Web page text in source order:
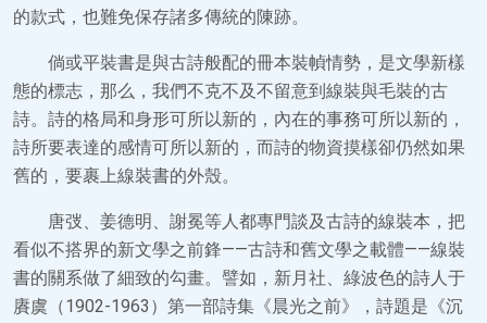
的款式，也難免保存諸多傳統的陳跡。
倘或平裝書是與古詩般配的冊本裝幀情勢，是文學新樣
態的標志，那么，我們不克不及不留意到線裝與毛裝的古
詩。詩的格局和身形可所以新的，內在的事務可所以新的，
詩所要表達的感情可所以新的，而詩的物資摸樣卻仍然如果
舊的，要裹上線裝書的外殼。
唐弢、姜德明、謝冕等人都專門談及古詩的線裝本，把
看似不搭界的新文學之前鋒——古詩和舊文學之載體——線裝
書的關系做了細致的勾畫。譬如，新月社、綠波色的詩人于
賡虞（1902-1963）第一部詩集《晨光之前》，詩題是《沉